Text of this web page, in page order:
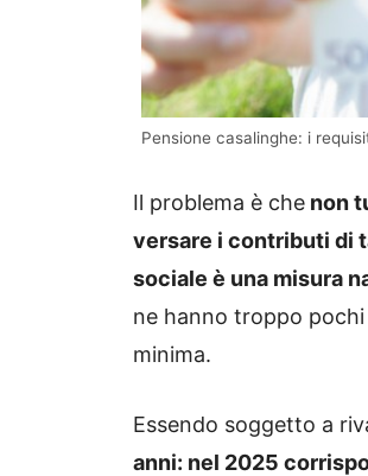
Pensione casalinghe: i
Il problema è che non
versare i contributi di
sociale è una misura
ne hanno troppo
minima.
Essendo soggetto a
anni: nel 2025